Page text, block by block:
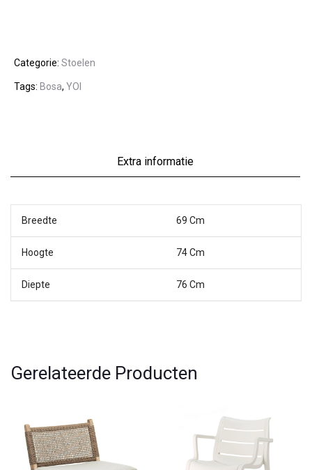
Categorie: Stoelen
Tags: Bosa, YOI
Extra informatie
Breedte 69 Cm
Hoogte 74 Cm
Diepte 76 Cm
Gerelateerde Producten